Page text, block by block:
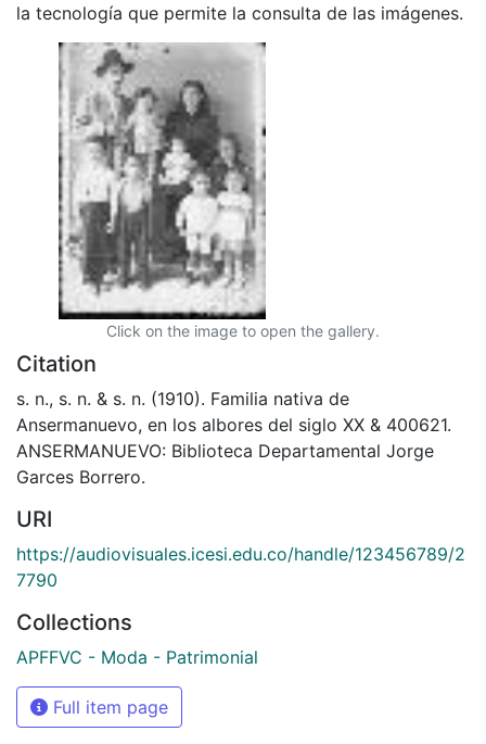
la tecnología que permite la consulta de las imágenes.
Click on the image to open the gallery.
Citation
s. n., s. n. & s. n. (1910). Familia nativa de
Ansermanuevo, en los albores del siglo XX & 400621.
ANSERMANUEVO: Biblioteca Departamental Jorge
Garces Borrero.
URI
https://audiovisuales.icesi.edu.co/handle/123456789/2
7790
Collections
APFFVC - Moda - Patrimonial
Full item page